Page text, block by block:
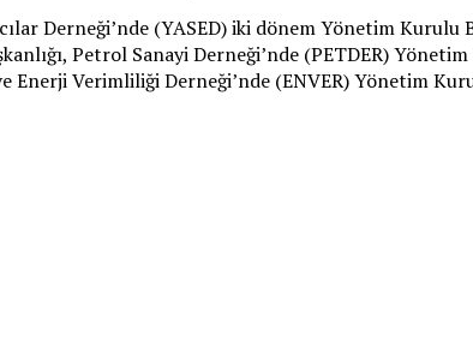
Derneği’nde (YASED) iki dönem Yönetim
Petrol Sanayi Derneği’nde (PETDER)
Verimliliği Derneği’nde (ENVER) Yönetim